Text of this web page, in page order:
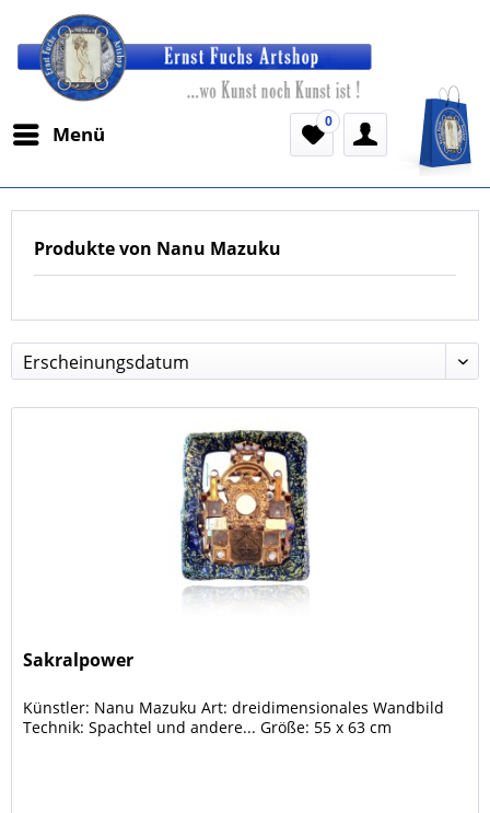
Menü
0
Produkte von Nanu Mazuku
Sakralpower
Künstler: Nanu Mazuku Art: dreidimensionales Wandbild
Technik: Spachtel und andere... Größe: 55 x 63 cm